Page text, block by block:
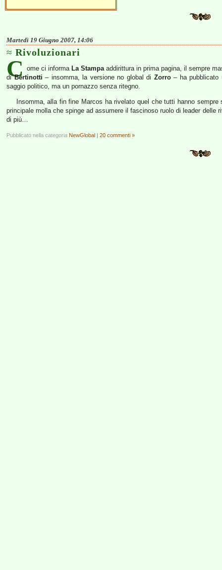
Martedì 19 Giugno 2007, 14:06
Rivoluzionari
C ome ci informa La Stampaaddirittura in prima pagina, il sempre
diBertinotti – insomma, la versione no global di Zorro– ha
saggio politico, ma un pornazzo senza ritegno.
Insomma, alla fin fine Marcos ha rivelato quel che tutti hanno
principale molla che spinge ad assumere il fascinoso ruolo di leader delle
di più…
Pubblicato nella categoria NewGlobal | 20 commenti »